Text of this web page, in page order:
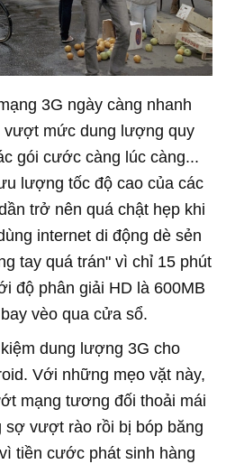
3G ngày càng nhanh
vượt mức dung lượng quy
gói cước càng lúc càng...
lượng tốc độ cao của các
trở nên quá chật hẹp khi
internet di động dè sẻn
tay quá trán" vì chỉ 15 phút
độ phân giải HD là 600MB
vèo qua cửa sổ.
dung lượng 3G cho
Với những mẹo vặt này,
mạng tương đối thoải mái
sợ vượt rào rồi bị bóp băng
tiền cước phát sinh hàng